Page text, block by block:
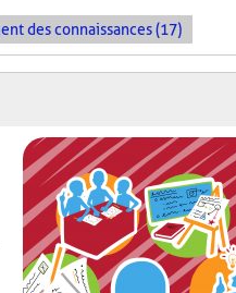
des connaissances (17)